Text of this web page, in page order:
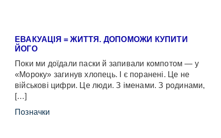
ЕВАКУАЦІЯ = ЖИТТЯ. ДОПОМОЖИ КУПИТИ
ЙОГО
Поки ми доїдали паски й запивали компотом — у
«Мороку» загинув хлопець. І є поранені. Це не
військові цифри. Це люди. З іменами. З родинами,
[…]
Позначки